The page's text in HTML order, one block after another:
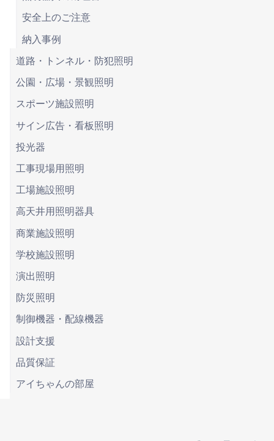
安全上のご注意
納入事例
道路・トンネル・防犯照明
公園・広場・景観照明
スポーツ施設照明
サイン広告・看板照明
投光器
工事現場用照明
工場施設照明
高天井用照明器具
商業施設照明
学校施設照明
演出照明
防災照明
制御機器・配線機器
設計支援
品質保証
アイちゃんの部屋